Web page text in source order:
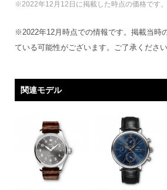
※2022年12月12日に掲載した時点の価格です。
※2022年12月時点での情報です。掲載当時
ている可能性がございます。ご了承ください
関連モデル